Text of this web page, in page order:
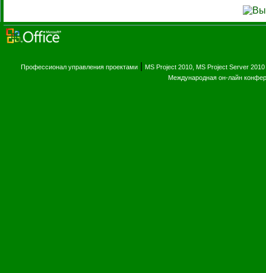
Профессионал управления проектами MS Project 2010, MS Project Server 2010
Международная он-лайн